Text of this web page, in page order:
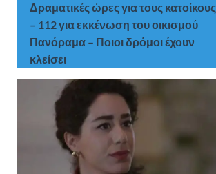
Δραματικές ώρες για τους κατοίκους
– 112 για εκκένωση του οικισμού
Πανόραμα – Ποιοι δρόμοι έχουν
κλείσει